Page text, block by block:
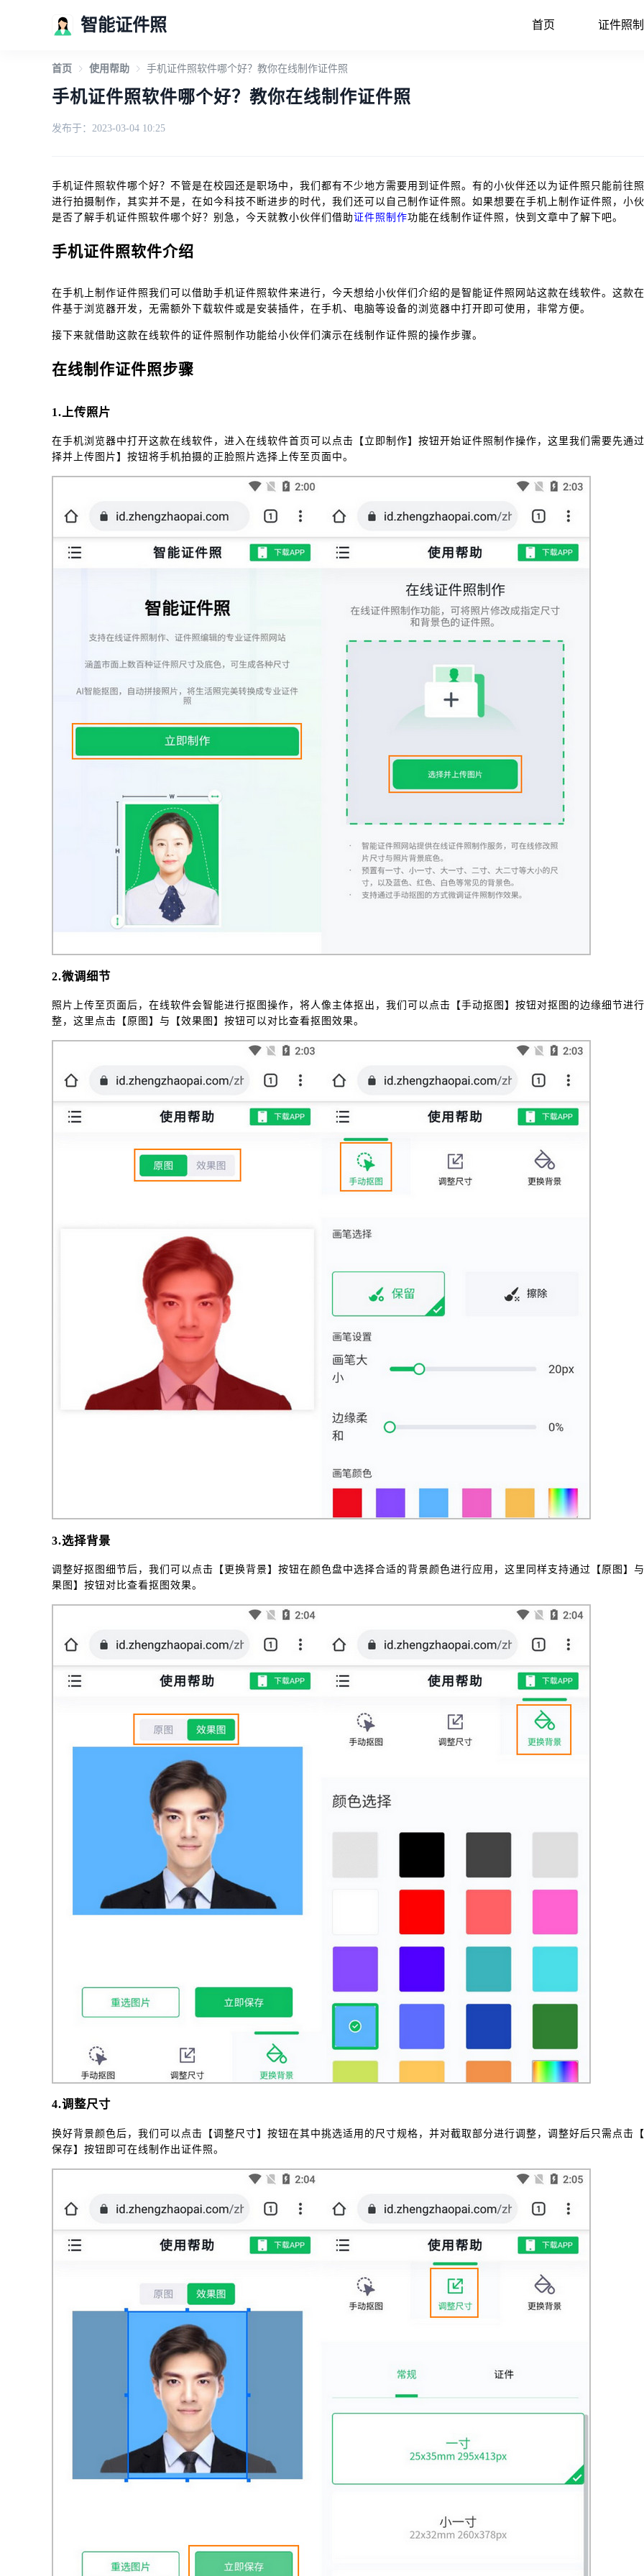
智能证件照 首页 证件照
首页 使用帮助 手机证件照软件哪个好？教你在线制作证件照
手机证件照软件哪个好？教你在线制作证件照
发布于：2023-03-04 10:25
手机证件照软件哪个好？不管是在校园还是职场中，我们都有不少地方需要用到证件照。有的小伙伴还以为证件照只能前往
进行拍摄制作，其实并不是，在如今科技不断进步的时代，我们还可以自己制作证件照。如果想要在手机上制作证件照，小
是否了解手机证件照软件哪个好？别急，今天就教小伙伴们借助证件照制作功能在线制作证件照，快到文章中了解下吧。
手机证件照软件介绍
在手机上制作证件照我们可以借助手机证件照软件来进行，今天想给小伙伴们介绍的是智能证件照网站这款在线软件。这款
件基于浏览器开发，无需额外下载软件或是安装插件，在手机、电脑等设备的浏览器中打开即可使用，非常方便。
接下来就借助这款在线软件的证件照制作功能给小伙伴们演示在线制作证件照的操作步骤。
在线制作证件照步骤
1.上传照片
在手机浏览器中打开这款在线软件，进入在线软件首页可以点击【立即制作】按钮开始证件照制作操作，这里我们需要先通
择并上传图片】按钮将手机拍摄的正脸照片选择上传至页面中。
2.微调细节
照片上传至页面后，在线软件会智能进行抠图操作，将人像主体抠出，我们可以点击【手动抠图】按钮对抠图的边缘细节进
整，这里点击【原图】与【效果图】按钮可以对比查看抠图效果。
3.选择背景
调整好抠图细节后，我们可以点击【更换背景】按钮在颜色盘中选择合适的背景颜色进行应用，这里同样支持通过【原图】
果图】按钮对比查看抠图效果。
4.调整尺寸
换好背景颜色后，我们可以点击【调整尺寸】按钮在其中挑选适用的尺寸规格，并对截取部分进行调整，调整好后只需点击
保存】按钮即可在线制作出证件照。